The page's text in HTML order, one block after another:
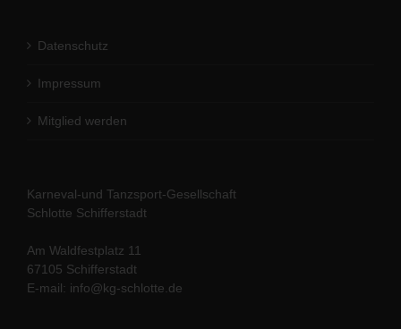
Datenschutz
Impressum
Mitglied werden
Karneval-und Tanzsport-Gesellschaft
Schlotte Schifferstadt
Am Waldfestplatz 11
67105 Schifferstadt
E-mail: info@kg-schlotte.de